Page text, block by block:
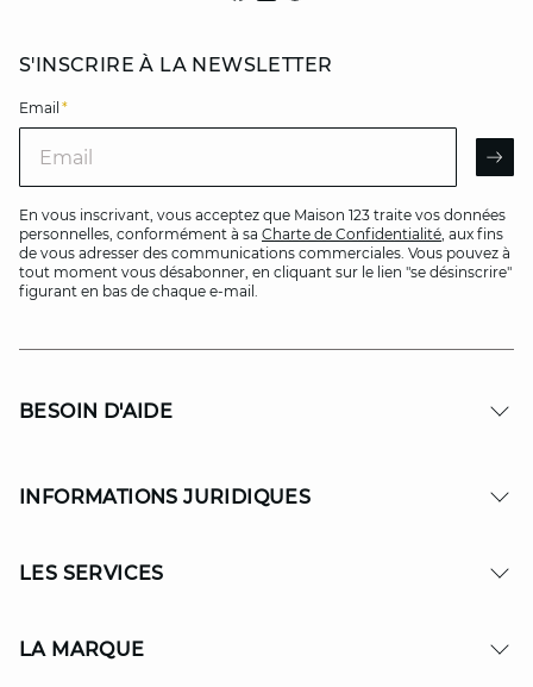
S'INSCRIRE À LA NEWSLETTER
Email *
En vous inscrivant, vous acceptez que Maison 123 traite vos données
personnelles, conformément à sa Charte de Confidentialité, aux fins
de vous adresser des communications commerciales. Vous pouvez à
tout moment vous désabonner, en cliquant sur le lien "se désinscrire"
figurant en bas de chaque e-mail.
BESOIN D'AIDE
INFORMATIONS JURIDIQUES
LES SERVICES
LA MARQUE